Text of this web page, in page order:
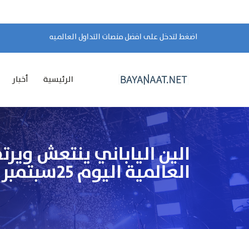
اضغط لتدخل على افضل منصات التداول العالميه
الرئيسية أخبار
الين الياباني ينتعش
العالمية اليوم 25سبتمبر